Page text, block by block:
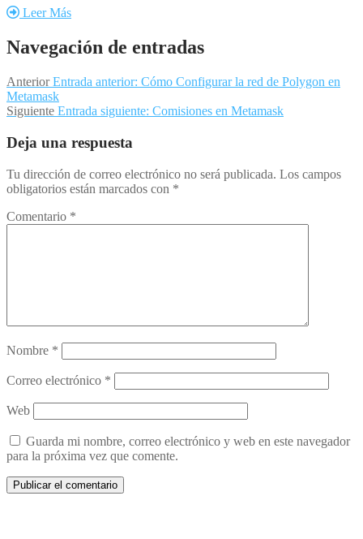
Leer Más
Navegación de entradas
Anterior Entrada anterior: Cómo Configurar la red de Polygon en
Metamask
Siguiente Entrada siguiente: Comisiones en Metamask
Deja una respuesta
Tu dirección de correo electrónico no será publicada. Los campos
obligatorios están marcados con *
Comentario *
Nombre *
Correo electrónico *
Web
Guarda mi nombre, correo electrónico y web en este navegador
para la próxima vez que comente.